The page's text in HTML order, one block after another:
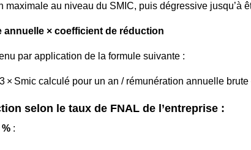
maximale au niveau du SMIC, puis dégressive jusqu’à
annuelle × coefficient de réduction
par application de la formule suivante :
× Smic calculé pour un an / rémunération annuelle
selon le taux de FNAL de l’entreprise :
: